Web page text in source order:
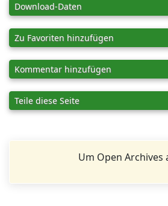
Download-Daten
Zu Favoriten hinzufügen
Kommentar hinzufügen
Teile diese Seite
Um Open